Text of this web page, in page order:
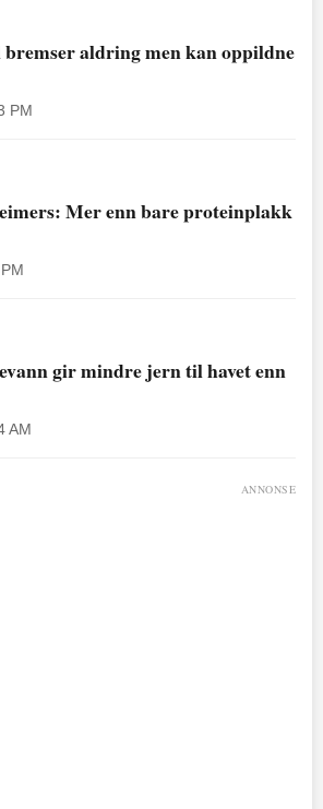
aldring men kan oppildne
PM
Mer enn bare proteinplakk
gir mindre jern til havet enn
AM
ANNONSE